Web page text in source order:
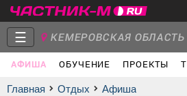
☰ КЕМЕРОВСКАЯ ОБЛАСТЬ
АФИША ОБУЧЕНИЕ ПРОЕКТЫ
Главная
Группы
Главная Отдых афиша